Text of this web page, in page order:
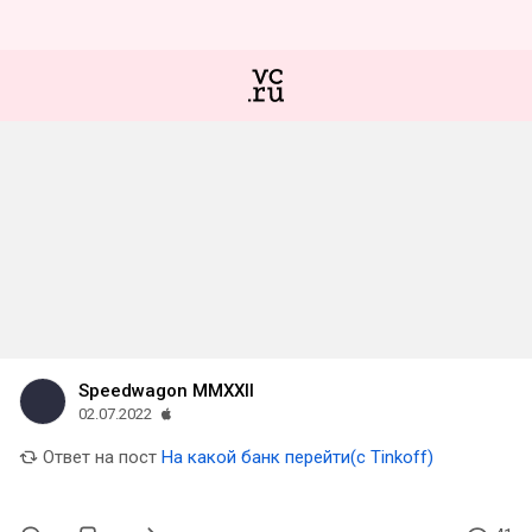
Speedwagon MMXXII
02.07.2022
Ответ на пост На какой банк перейти(с Tinkoff)